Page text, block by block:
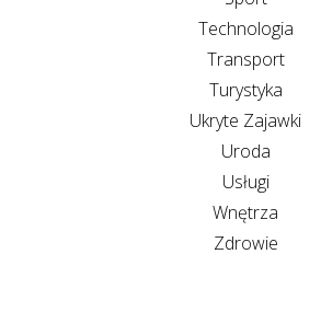
Technologia
Transport
Turystyka
Ukryte Zajawki
Uroda
Usługi
Wnętrza
Zdrowie